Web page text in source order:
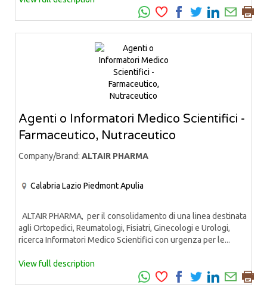
Agenti o Informatori Medico Scientifici -
Farmaceutico, Nutraceutico
Company/Brand: ALTAIR PHARMA
Calabria Lazio PiedmontApulia
ALTAIR PHARMA, per il consolidamento di una linea destinata
agli Ortopedici, Reumatologi, Fisiatri, Ginecologi e Urologi,
ricerca Informatori Medico Scientifici con urgenza per le...
View full description